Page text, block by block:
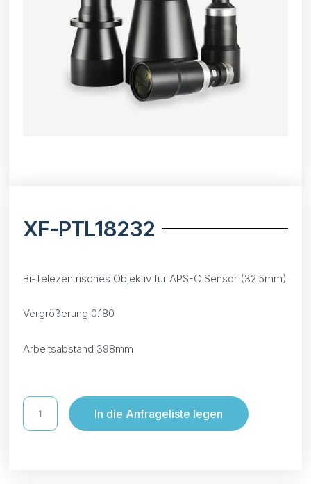
XF-PTL18232
Bi-Telezentrisches Objektiv für APS-C Sensor (32.5mm)
Vergrößerung 0.180
Arbeitsabstand 398mm
In die Anfrageliste legen